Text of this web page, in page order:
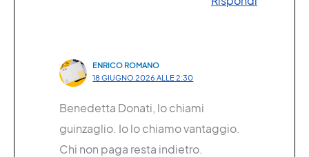
ENRICO ROMANO
18 GIUGNO 2026 ALLE 2:30
Benedetta Donati, lo chiami
guinzaglio. Io lo chiamo vantaggio.
Chi non paga resta indietro.